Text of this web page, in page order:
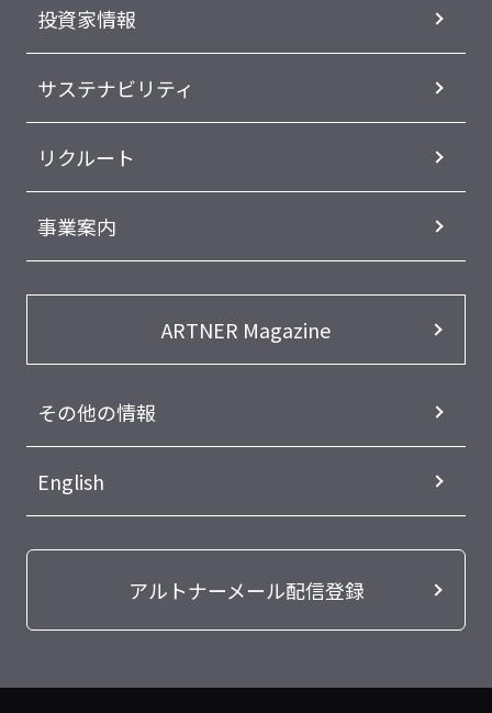
投資家情報
サステナビリティ
リクルート
事業案内
ARTNER Magazine
その他の情報
English
アルトナーメール配信登録